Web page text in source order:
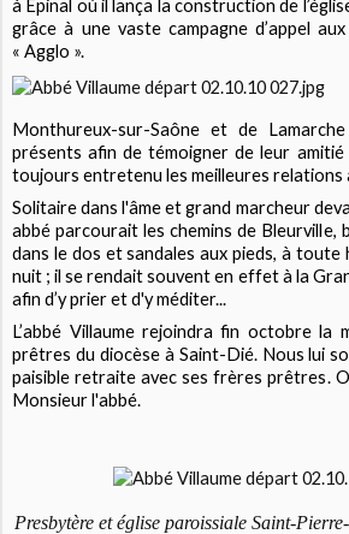
à Epinal où il lança la construction de
grâce à une vaste campagne d’appel
« Agglo ».
Monthureux-sur-Saône et de
présents afin de témoigner de leur amitié
toujours entretenu les meilleures relations
Solitaire dans l'âme et grand marcheur
abbé parcourait les chemins de
dans le dos et sandales aux pieds, à
nuit ; il se rendait souvent en effet à la
afin d’y prier et d'y méditer...
L’abbé Villaume rejoindra fin octobre la
prêtres du diocèse à Saint-Dié. Nous lui
paisible retraite avec ses frères prêtres.
Monsieur l'abbé.
Presbytère et église paroissiale Saint-